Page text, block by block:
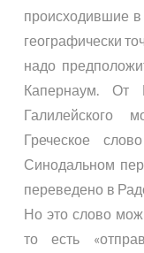
происходившие
географически
надо
Капернаум. От
Галилейского
Греческое
Синодальном
переведено в
Но это слово
то есть